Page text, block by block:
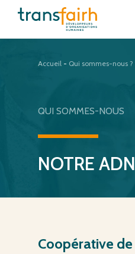
Accueil - Qui sommes-nous ?
QUI SOMMES-NOUS
NOTRE ADN
Coopérative de